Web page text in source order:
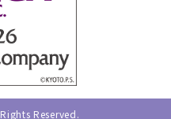
Reserved.